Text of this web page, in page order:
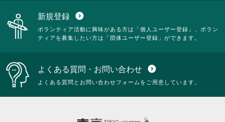
新規登録 expand_circle_down
ボランティア活動に興味がある方は「個人ユーザー登録」、ボラン
ティアを募集したい方は「団体ユーザー登録」ができます。
よくある質問・お問い合わせ expand_circle_down
よくある質問とお問い合わせフォームをご用意しています。